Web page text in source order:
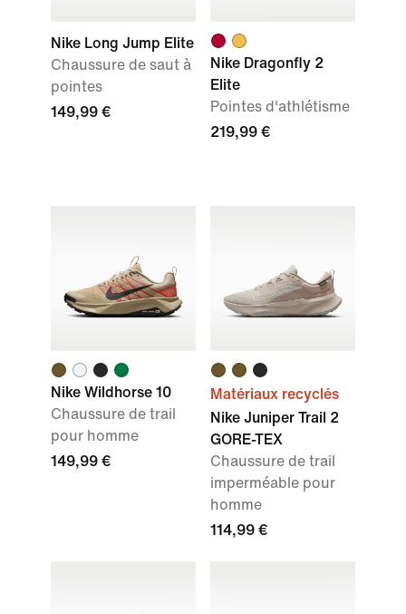
Nike Long Jump Elite
Chaussure de saut à
pointes
149,99 €
Nike Dragonfly 2
Elite
Pointes d'athlétisme
219,99 €
Nike Wildhorse 10
Chaussure de trail
pour homme
149,99 €
Matériaux recyclés
Nike Juniper Trail 2
GORE-TEX
Chaussure de trail
imperméable pour
homme
114,99 €